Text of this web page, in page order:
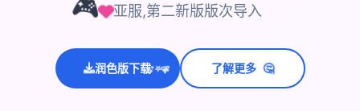
🎮 亚服,第二新版版次导入
润色版下载✨⭐💫 了解更多 🤔